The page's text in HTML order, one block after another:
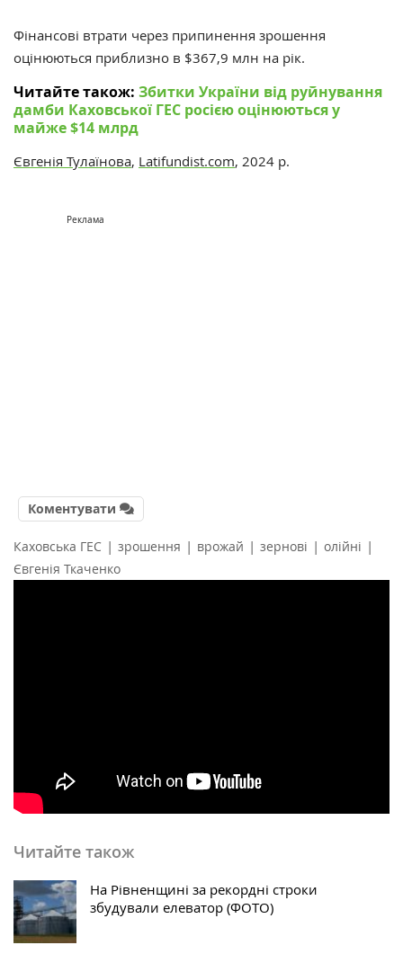
Фінансові втрати через припинення зрошення
оцінюються приблизно в $367,9 млн на рік.
Читайте також: Збитки України від руйнування
дамби Каховської ГЕС росією оцінюються у
майже $14 млрд
Євгенія Тулаїнова, Latifundist.com, 2024 р.
Реклама
Коментувати
Каховська ГЕС | зрошення | врожай | зернові | олійні |
Євгенія Ткаченко
Читайте також
На Рівненщині за рекордні строки
збудували елеватор (ФОТО)